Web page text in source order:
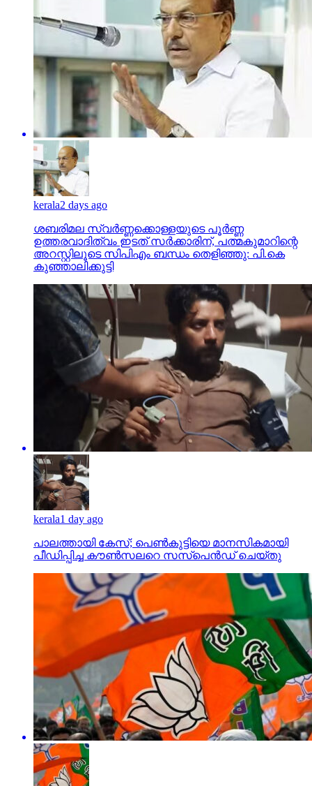
kerala2 days ago
ശബരിമല സ്വര്‍ണ്ണക്കൊള്ളയുടെ പൂര്‍ണ്ണ
ഉത്തരവാദിത്വം ഇടത് സര്‍ക്കാരിന്, പത്മകുമാറിന്റെ
അറസ്റ്റിലൂടെ സിപിഎം ബന്ധം തെളിഞ്ഞു: പി.കെ
കുഞ്ഞാലിക്കുട്ടി
kerala1 day ago
പാലത്തായി കേസ്; പെൺകുട്ടിയെ മാനസികമായി
പീഡിപ്പിച്ച കൗൺസലറെ സസ്പെൻഡ് ചെയ്തു